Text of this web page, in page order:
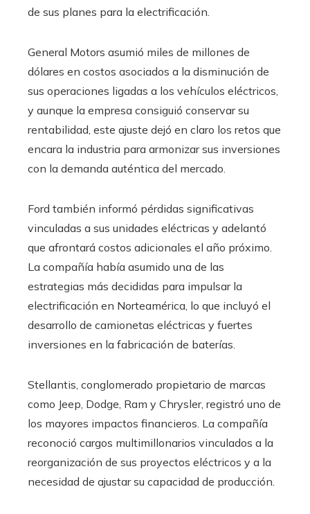
de sus planes para la electrificación.
General Motors asumió miles de millones de
dólares en costos asociados a la disminución de
sus operaciones ligadas a los vehículos eléctricos,
y aunque la empresa consiguió conservar su
rentabilidad, este ajuste dejó en claro los retos que
encara la industria para armonizar sus inversiones
con la demanda auténtica del mercado.
Ford también informó pérdidas significativas
vinculadas a sus unidades eléctricas y adelantó
que afrontará costos adicionales el año próximo.
La compañía había asumido una de las
estrategias más decididas para impulsar la
electrificación en Norteamérica, lo que incluyó el
desarrollo de camionetas eléctricas y fuertes
inversiones en la fabricación de baterías.
Stellantis, conglomerado propietario de marcas
como Jeep, Dodge, Ram y Chrysler, registró uno de
los mayores impactos financieros. La compañía
reconoció cargos multimillonarios vinculados a la
reorganización de sus proyectos eléctricos y a la
necesidad de ajustar su capacidad de producción.